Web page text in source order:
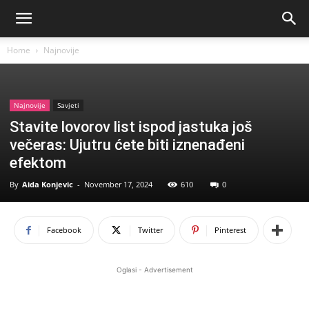
Home Najnovije
Najnovije Savjeti
Stavite lovorov list ispod jastuka još
večeras: Ujutru ćete biti iznenađeni
efektom
By Aida Konjevic - November 17, 2024 610 0
Facebook Twitter Pinterest
Oglasi - Advertisement